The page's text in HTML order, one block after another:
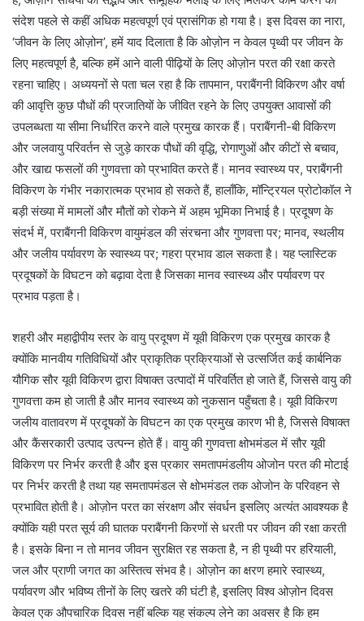
संदेश पहले से कहीं अधिक महत्वपूर्ण एवं प्रासंगिक हो गया है। इस दिवस का नारा,
‘जीवन के लिए ओज़ोन’, हमें याद दिलाता है कि ओज़ोन न केवल पृथ्वी पर जीवन के
लिए महत्वपूर्ण है, बल्कि हमें आने वाली पीढ़ियों के लिए ओज़ोन परत की रक्षा करते
रहना चाहिए। अध्ययनों से पता चल रहा है कि तापमान, पराबैंगनी विकिरण और वर्षा
की आवृत्ति कुछ पौधों की प्रजातियों के जीवित रहने के लिए उपयुक्त आवासों की
उपलब्धता या सीमा निर्धारित करने वाले प्रमुख कारक हैं। पराबैंगनी-बी विकिरण
और जलवायु परिवर्तन से जुड़े कारक पौधों की वृद्धि, रोगाणुओं और कीटों से बचाव,
और खाद्य फसलों की गुणवत्ता को प्रभावित करते हैं। मानव स्वास्थ्य पर, पराबैंगनी
विकिरण के गंभीर नकारात्मक प्रभाव हो सकते हैं, हालाँकि, मॉन्ट्रियल प्रोटोकॉल ने
बड़ी संख्या में मामलों और मौतों को रोकने में अहम भूमिका निभाई है। प्रदूषण के
संदर्भ में, पराबैंगनी विकिरण वायुमंडल की संरचना और गुणवत्ता पर; मानव, स्थलीय
और जलीय पर्यावरण के स्वास्थ्य पर; गहरा प्रभाव डाल सकता है। यह प्लास्टिक
प्रदूषकों के विघटन को बढ़ावा देता है जिसका मानव स्वास्थ्य और पर्यावरण पर
प्रभाव पड़ता है।
शहरी और महाद्वीपीय स्तर के वायु प्रदूषण में यूवी विकिरण एक प्रमुख कारक है
क्योंकि मानवीय गतिविधियों और प्राकृतिक प्रक्रियाओं से उत्सर्जित कई कार्बनिक
यौगिक सौर यूवी विकिरण द्वारा विषाक्त उत्पादों में परिवर्तित हो जाते हैं, जिससे वायु की
गुणवत्ता कम हो जाती है और मानव स्वास्थ्य को नुकसान पहुँचता है। यूवी विकिरण
जलीय वातावरण में प्रदूषकों के विघटन का एक प्रमुख कारण भी है, जिससे विषाक्त
और कैंसरकारी उत्पाद उत्पन्न होते हैं। वायु की गुणवत्ता क्षोभमंडल में सौर यूवी
विकिरण पर निर्भर करती है और इस प्रकार समतापमंडलीय ओजोन परत की मोटाई
पर निर्भर करती है तथा यह समतापमंडल से क्षोभमंडल तक ओजोन के परिवहन से
प्रभावित होती है। ओज़ोन परत का संरक्षण और संवर्धन इसलिए अत्यंत आवश्यक है
क्योंकि यही परत सूर्य की घातक पराबैंगनी किरणों से धरती पर जीवन की रक्षा करती
है। इसके बिना न तो मानव जीवन सुरक्षित रह सकता है, न ही पृथ्वी पर हरियाली,
जल और प्राणी जगत का अस्तित्व संभव है। ओज़ोन का क्षरण हमारे स्वास्थ्य,
पर्यावरण और भविष्य तीनों के लिए खतरे की घंटी है, इसलिए विश्व ओज़ोन दिवस
केवल एक औपचारिक दिवस नहीं बल्कि यह संकल्प लेने का अवसर है कि हम